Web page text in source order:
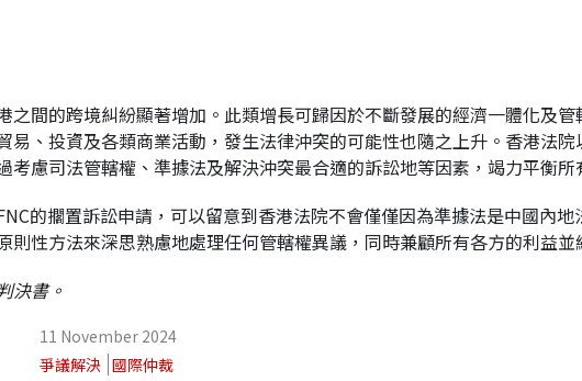
之間的跨境糾紛顯著增加。此類增長可歸因於不斷發展的經濟一體化及
易、投資及各類商業活動，發生法律沖突的可能性也隨之上升。香港法
考慮司法管轄權、準據法及解決沖突最合適的訴訟地等因素，竭力平衡所
的擱置訴訟申請，可以留意到香港法院不會僅僅因為準據法是中國內
則性方法來深思熟慮地處理任何管轄權異議，同時兼顧所有各方的利益並
決書。
11 November 2024
爭議解決 國際仲裁